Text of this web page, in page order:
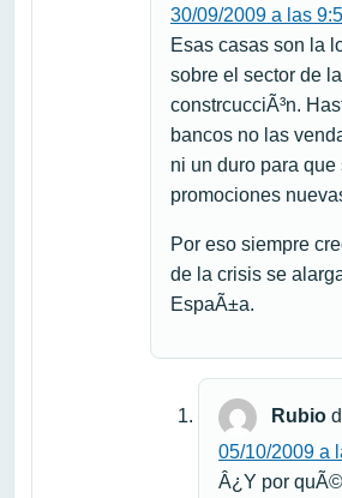
30/09/2009 a las
Esas casas son la
sobre el sector de la
constrcucciÃ³n.
bancos no las
ni un duro para que
promociones
Por eso siempre
de la crisis se
EspaÃ±a.
Rubio
05/10/2009 a
Â¿Y por